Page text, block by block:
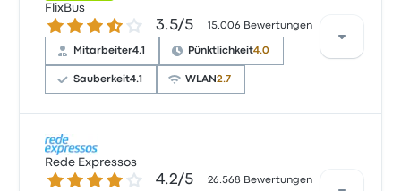
FlixBus
3.5 von 5 Sternen3.5/5 15.006 Bewertungen
Mitarbeiter4.1 Pünktlichkeit4.0
Sauberkeit4.1 WLAN2.7
Basierend auf 15006 Bewertungen wurde das
Unternehmen auf Busbud mit 3.5 Sternen bewertet.
Reisende waren besonders zufrieden mit der
Rede Expressos
4.2 von 5 Sternen4.2/5 26.568 Bewertungen